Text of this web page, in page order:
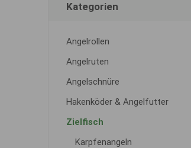
Kategorien
Angelrollen
Angelruten
Angelschnüre
Hakenköder & Angelfutter
Zielfisch
Karpfenangeln